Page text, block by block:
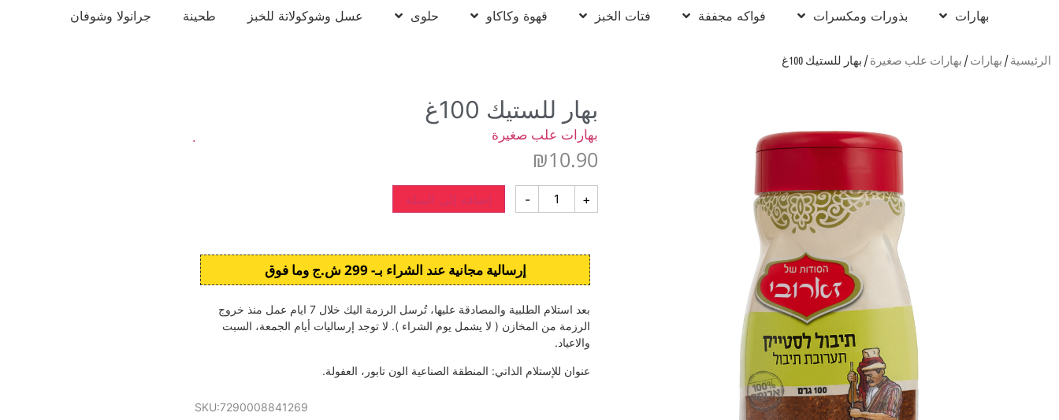
بهارات بذورات ومكسرات فواكه مجففة فتات الخبز قهوة وكاكاو حلوى عسل وشوكولاتة للخبز طحينة جرانولا وشوفان
الرئيسية/ بهارات/ بهارات علب صغيرة/ بهار للستيك 100غ
بهار للستيك 100غ
بهارات علب صغيرة .
₪10.90
- + إضافة إلى السلة
إرسالية مجانية عند الشراء بـ- 299 ش.ج وما فوق
بعد استلام الطلبية والمصادقة عليها، تُرسل الرزمة اليك خلال 7 ايام عمل منذ خروج
الرزمة من المخازن ( لا يشمل يوم الشراء ). لا توجد إرساليات أيام الجمعة، السبت
والاعياد.
عنوان للإستلام الذاتي: المنطقة الصناعية الون تابور، العفولة.
SKU:7290008841269